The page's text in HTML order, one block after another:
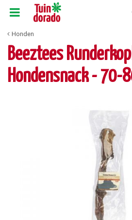
Honden
Beeztees
Hondensnack - 70-